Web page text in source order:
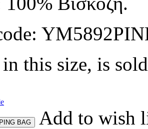
this size, is
Add to wish